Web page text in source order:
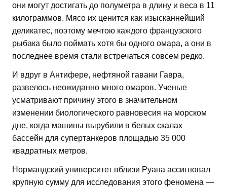
они могут достигать до полуметра в длину и веса в 11
килограммов. Мясо их ценится как изысканнейший
деликатес, поэтому мечтою каждого французского
рыбака было поймать хотя бы одного омара, а они в
последнее время стали встречаться совсем редко.
И вдруг в Антифере, нефтяной гавани Гавра,
развелось неожиданно много омаров. Ученые
усматривают причину этого в значительном
изменении биологического равновесия на морском
дне, когда машины вырубили в белых скалах
бассейн для супертанкеров площадью 35 000
квадратных метров.
Нормандский университет вблизи Руана ассигновал
крупную сумму для исследования этого феномена —